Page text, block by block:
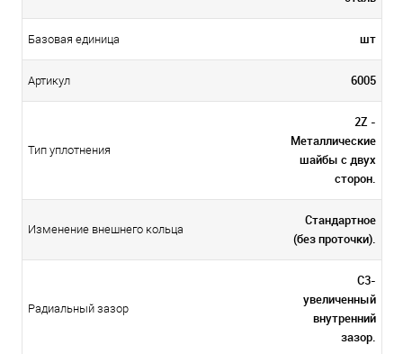
Базовая единица шт
Артикул 6005
Тип уплотнения
2Z -
Металлические
шайбы с двух
сторон.
Изменение внешнего кольца
Стандартное
(без проточки).
Радиальный зазор
C3-
увеличенный
внутренний
зазор.